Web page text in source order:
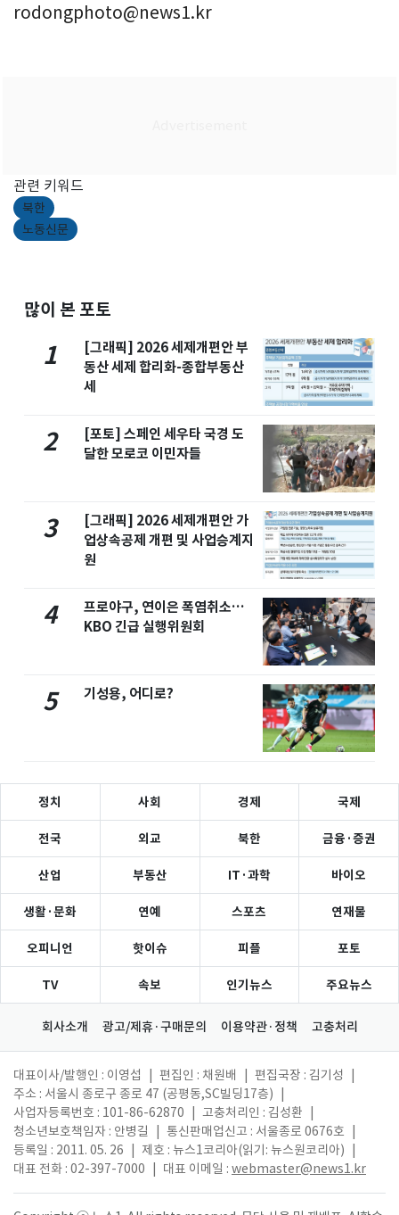
rodongphoto@news1.kr
관련 키워드
북한
노동신문
많이 본 포토
1
[그래픽] 2026 세제개편안 부
동산 세제 합리화-종합부동산
세
2
[포토] 스페인 세우타 국경 도
달한 모로코 이민자들
3
[그래픽] 2026 세제개편안 가
업상속공제 개편 및 사업승계지
원
4
프로야구, 연이은 폭염취소…
KBO 긴급 실행위원회
5 기성용, 어디로?
정치 사회 경제 국제
전국 외교 북한 금융·증권
산업 부동산 IT·과학 바이오
생활·문화 연예 스포츠 연재물
오피니언 핫이슈 피플 포토
TV 속보 인기뉴스 주요뉴스
회사소개 광고/제휴·구매문의 이용약관·정책 고충처리
대표이사/발행인 : 이영섭 편집인 : 채원배 편집국장 : 김기성
주소 : 서울시 종로구 종로 47 (공평동,SC빌딩17층)
사업자등록번호 : 101-86-62870
고충처리인 : 김성환
청소년보호책임자 : 안병길
통신판매업신고 : 서울종로 0676호
등록일 : 2011. 05. 26
제호 : 뉴스1코리아(읽기: 뉴스원코리아)
대표 전화 : 02-397-7000
대표 이메일 : webmaster@news1.kr